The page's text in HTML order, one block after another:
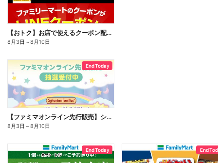
【おトク】お店で使えるクーポン配信中
8月3日 ～8月10日
End Today
【ファミマオンライン先行販売】シルバニアファミリー
8月3日 ～8月10日
End Today End